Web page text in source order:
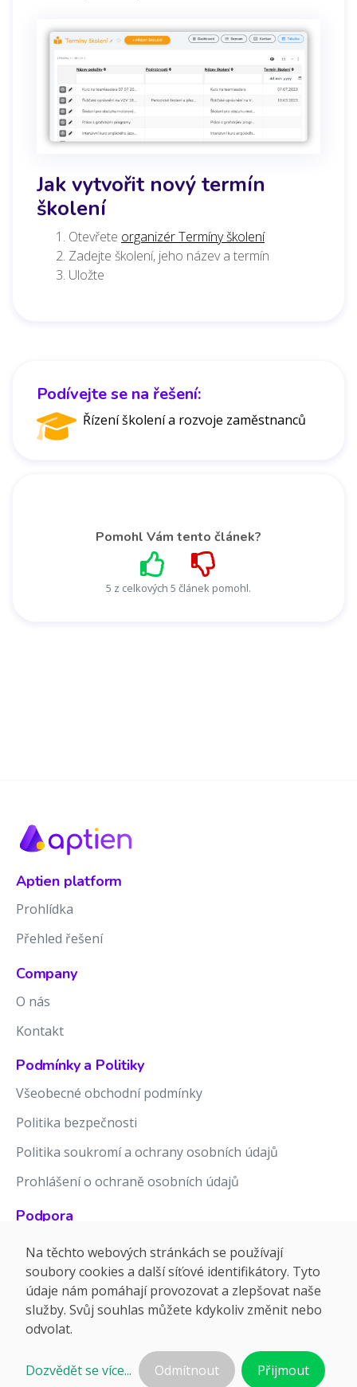
Podívejte se na řešení:
Řízení školení a rozvoje zaměstnanců
Pomohl Vám tento článek?
5 z celkových 5 článek pomohl.
Jak vytvořit nový termín
školení
Otevřete organizér Termíny školení
Zadejte školení, jeho název a termín
Uložte
Aptien platform
Prohlídka
Přehled řešení
Company
O nás
Kontakt
Podmínky a Politiky
Všeobecné obchodní podmínky
Politika bezpečnosti
Politika soukromí a ochrany osobních údajů
Prohlášení o ochraně osobních údajů
Podpora
Znalostní báze
Release notes
Na těchto webových stránkách se používají
soubory cookies a další síťové identifikátory. Tyto
údaje nám pomáhají provozovat a zlepšovat naše
služby. Svůj souhlas můžete kdykoliv změnit nebo
odvolat.
Dozvědět se více... Odmítnout Přijmout